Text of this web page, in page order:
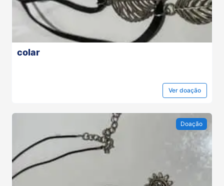
colar
Ver doação
Doação